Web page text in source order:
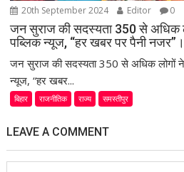
20th September 2024 Editor 0
जन सुराज की सदस्यता 350 से अधिक
पब्लिक न्यूज, “हर खबर पर पैनी नजर”।
जन सुराज की सदस्यता 350 से अधिक लोगों ने
न्यूज, “हर खबर...
बिहार राजनीतिक राज्य समस्तीपुर
LEAVE A COMMENT